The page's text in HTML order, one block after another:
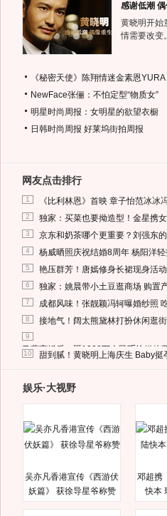
感谢低潮
黄晓明开始
情需要改
《秘密天使》陈翔情迷金素恩YURA
NewFace张俪：不怕定型“物质女”
明星时尚周报：女明星的欲望衣橱
日韩时尚周报 好莱坞街拍周报
网友点击排行
1 《比利林恩》首映 章子怡范冰冰
2 独家：买菜也要拗造型！金星携
3 京东和奶茶哪个更重要？刘强东
4 杨威晒照庆祝结婚8周年 杨阳洋
5 艳压群芳！唐嫣修身长裙现身活
6 独家：姚晨带小土豆逛商场 购置
7 成都风味！张靓颖冯轲曝婚纱照
8 接地气！阔太熊黛林打扮休闲逛
9
马蓉离婚后，砸1000万人民币给媒体
10 甜到腻！黄晓明上海庆生 Baby挺
娱乐·大视野
吴亦凡香港宣传《西游伏
妖篇》 获徐导星爷称赞
邓超携
快本